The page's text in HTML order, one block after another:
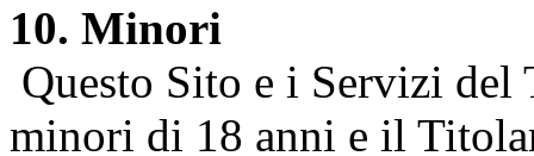
10. Minori
Questo Sito e i Servizi del
minori di 18 anni e il